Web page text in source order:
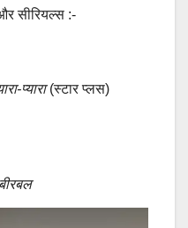
सीरियल्स :-
प्यारा(स्टार प्लस)